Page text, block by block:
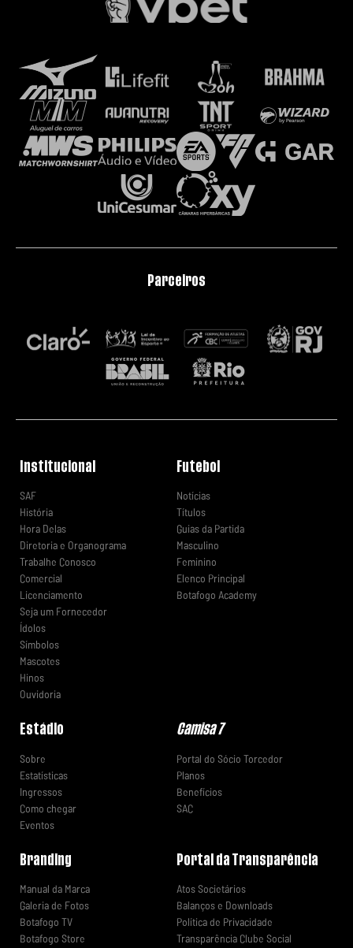
Parceiros
Institucional
SAF
História
Hora Delas
Diretoria e Organograma
Trabalhe Conosco
Comercial
Licenciamento
Seja um Fornecedor
Ídolos
Símbolos
Mascotes
Hinos
Ouvidoria
Futebol
Notícias
Títulos
Guias da Partida
Masculino
Feminino
Elenco Principal
Botafogo Academy
Estádio
Sobre
Estatísticas
Ingressos
Como chegar
Eventos
Camisa 7
Portal do Sócio Torcedor
Planos
Benefícios
SAC
Branding
Manual da Marca
Galeria de Fotos
Botafogo TV
Botafogo Store
Portal da Transparência
Atos Societários
Balanços e Downloads
Política de Privacidade
Transparência Clube Social